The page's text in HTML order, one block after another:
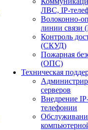
ЛВС, IP-
Волоконно-
линии
Контроль
(СКУД)
Пожарная
(ОПС)
Техническая
серверов
Внедрение
телефонии